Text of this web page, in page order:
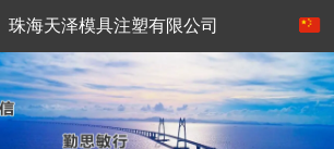
珠海天泽模具注塑有限公司